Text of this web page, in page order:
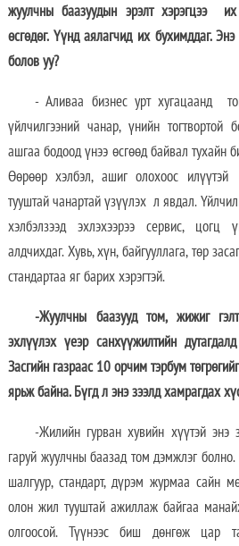
жуулчны баазуудын эрэлт хэрэгцээ
өсгөдөг. Үүнд аялагчид их бухимддаг.
болов уу?
- Аливаа бизнес урт хугацаанд
үйлчилгээний чанар, үнийн тогтвортой
ашгаа бодоод үнээ өсгөөд байвал тухайн
Өөрөөр хэлбэл, ашиг олохоос илүүтэй
тууштай чанартай үзүүлэх л явдал.
хэлбэлзээд эхлэхээрээ сервис, цогц
алдчихдаг. Хувь, хүн, байгууллага, төр
стандартаа яг барих хэрэгтэй.
-Жуулчны баазууд том, жижиг
эхлүүлэх үеэр санхүүжилтийн
Засгийн газраас 10 орчим тэрбум
ярьж байна. Бүгд л энэ зээлд хамрагдах
-Жилийн гурван хувийн хүүтэй энэ
гаруй жуулчны баазад том дэмжлэг болно.
шалгуур, стандарт, дүрэм журмаа сайн
олон жил тууштай ажиллаж байгаа
олгоосой. Түүнээс биш дөнгөж цар